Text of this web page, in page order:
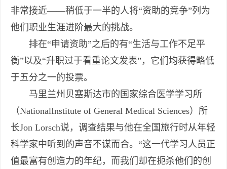
非常接近——稍低于一半的人将“资助的竞争”列为
他们职业生涯进阶最大的挑战。
排在“申请资助”之后的有“生活与工作不足平
衡”以及“升职过于看重论文发表”，它们均获得略低
于五分之一的投票。
马里兰州贝塞斯达市的国家综合医学学习所
（NationalInstitute of General Medical Sciences）所
长Jon Lorsch说，调查结果与他在全国旅行时从年轻
科学家中听到的声音不谋而合。“这一代学习人员正
值最富有创造力的年纪，而我们却在扼杀他们的创